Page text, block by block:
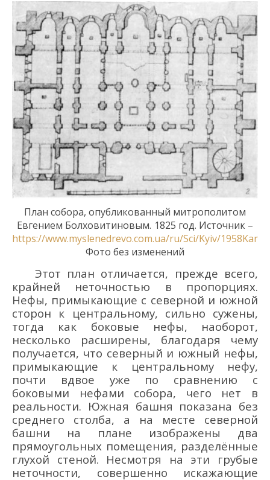
План собора, опубликованный митрополитом
Евгением Болховитиновым. 1825 год. Источник –
https://www.myslenedrevo.com.ua/ru/Sci/Kyiv/
Фото без изменений
Этот план отличается, прежде всего,
крайней неточностью в пропорциях.
Нефы, примыкающие с северной и южной
сторон к центральному, сильно сужены,
тогда как боковые нефы, наоборот,
несколько расширены, благодаря чему
получается, что северный и южный нефы,
примыкающие к центральному нефу,
почти вдвое уже по сравнению с
боковыми нефами собора, чего нет в
реальности. Южная башня показана без
среднего столба, а на месте северной
башни на плане изображены два
прямоугольных помещения, разделённые
глухой стеной. Несмотря на эти грубые
неточности, совершенно искажающие